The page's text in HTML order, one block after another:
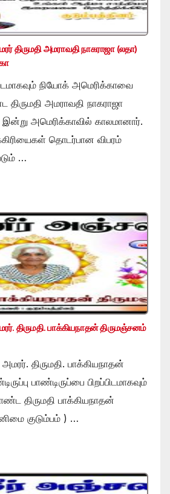
திருமதி அமராவதி நாகராஜா (லதா)
நியோக் அமெரிக்காவை
அமராவதி நாகராஜா
அமெரிக்காவில் காலமானார்.
தொடர்பான விபரம்
…
திருமதி. பாக்கியநாதன் திருமஞ்சனம்
திருமதி. பாக்கியநாதன்
பாண்டிருப்பை பிறப்பிடமாகவும்
திருமதி பாக்கியநாதன்
குடும்பம் ) …